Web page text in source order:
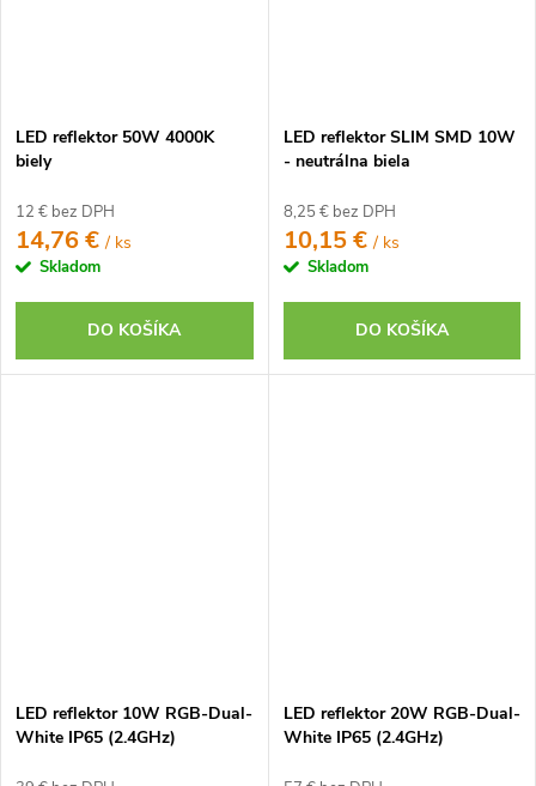
LED reflektor 50W 4000K
biely
12 € bez DPH
14,76 €/ ks
Skladom
DO KOŠÍKA
LED reflektor SLIM SMD 10W
- neutrálna biela
8,25 € bez DPH
10,15 €/ ks
Skladom
DO KOŠÍKA
LED reflektor 10W RGB-Dual-
White IP65 (2.4GHz)
LED reflektor 20W RGB-Dual-
White IP65 (2.4GHz)